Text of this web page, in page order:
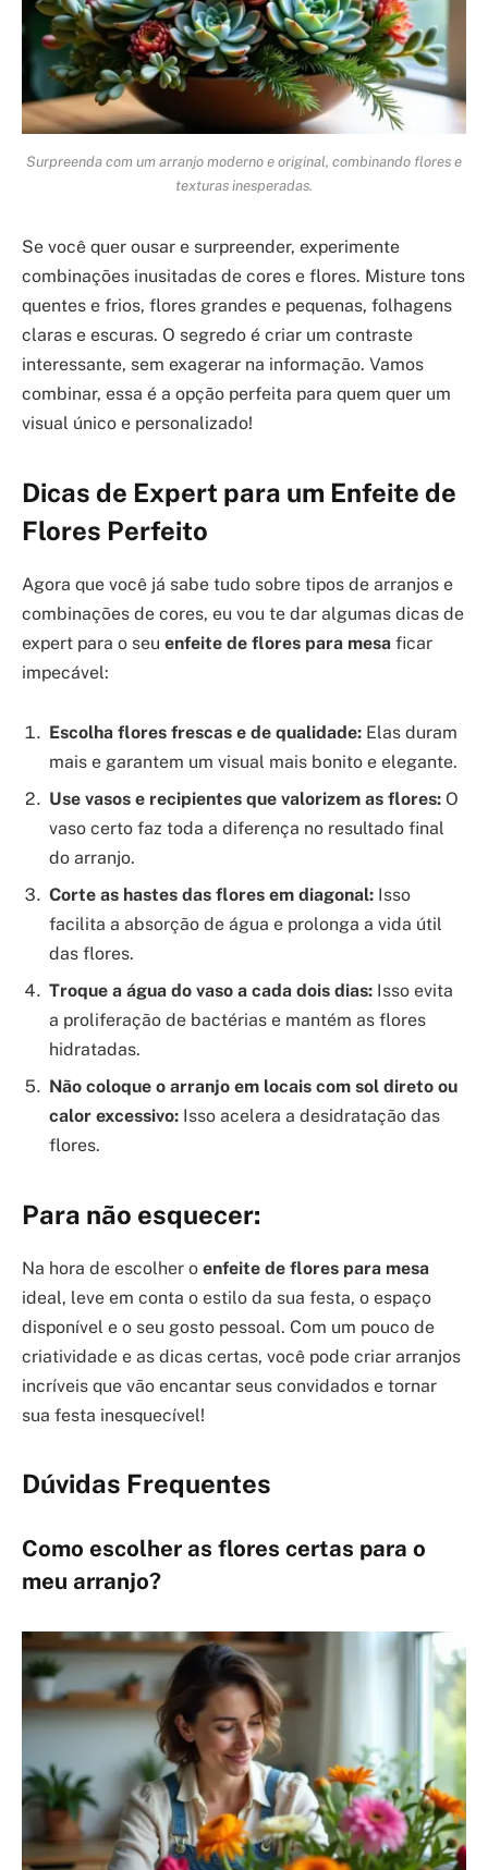
Surpreenda com um arranjo moderno e original, combinando flores e
texturas inesperadas.
Se você quer ousar e surpreender, experimente
combinações inusitadas de cores e flores. Misture tons
quentes e frios, flores grandes e pequenas, folhagens
claras e escuras. O segredo é criar um contraste
interessante, sem exagerar na informação. Vamos
combinar, essa é a opção perfeita para quem quer um
visual único e personalizado!
Dicas de Expert para um Enfeite de
Flores Perfeito
Agora que você já sabe tudo sobre tipos de arranjos e
combinações de cores, eu vou te dar algumas dicas de
expert para o seu enfeite de flores para mesa ficar
impecável:
Escolha flores frescas e de qualidade: Elas duram
mais e garantem um visual mais bonito e elegante.
Use vasos e recipientes que valorizem as flores: O
vaso certo faz toda a diferença no resultado final
do arranjo.
Corte as hastes das flores em diagonal: Isso
facilita a absorção de água e prolonga a vida útil
das flores.
Troque a água do vaso a cada dois dias: Isso evita
a proliferação de bactérias e mantém as flores
hidratadas.
Não coloque o arranjo em locais com sol direto ou
calor excessivo: Isso acelera a desidratação das
flores.
Para não esquecer:
Na hora de escolher o enfeite de flores para mesa
ideal, leve em conta o estilo da sua festa, o espaço
disponível e o seu gosto pessoal. Com um pouco de
criatividade e as dicas certas, você pode criar arranjos
incríveis que vão encantar seus convidados e tornar
sua festa inesquecível!
Dúvidas Frequentes
Como escolher as flores certas para o
meu arranjo?